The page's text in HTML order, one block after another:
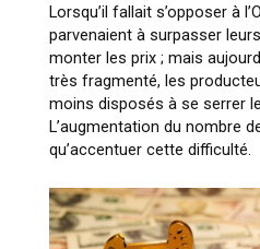
Lorsqu’il fallait s’opposer à
parvenaient à surpasser
monter les prix ; mais
très fragmenté, les
moins disposés à se serrer
L’augmentation du nombre
qu’accentuer cette difficulté.